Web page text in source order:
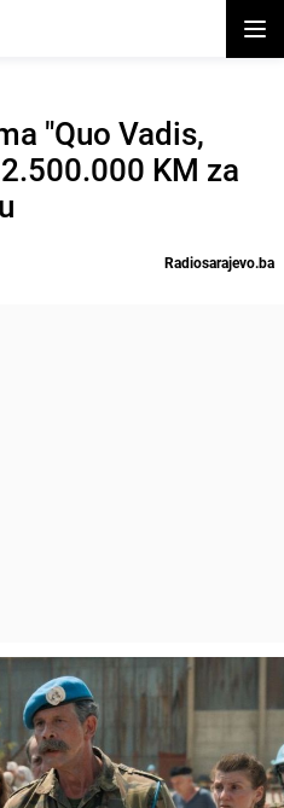
"Quo Vadis,
KM za
Radiosarajevo.ba